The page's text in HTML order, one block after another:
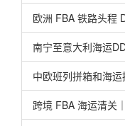
欧洲 FBA 铁路头程
南宁至意大利海运
中欧班列拼箱和海运
跨境 FBA 海运清关